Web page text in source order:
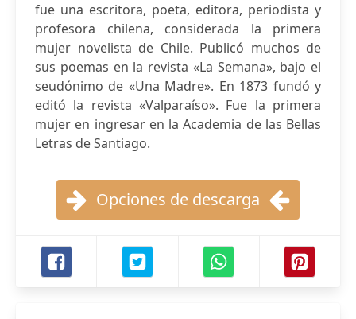
fue una escritora, poeta, editora, periodista y
profesora chilena, considerada la primera
mujer novelista de Chile. Publicó muchos de
sus poemas en la revista «La Semana», bajo el
seudónimo de «Una Madre». En 1873 fundó y
editó la revista «Valparaíso». Fue la primera
mujer en ingresar en la Academia de las Bellas
Letras de Santiago.
Opciones de descarga